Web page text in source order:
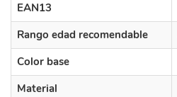
EAN13
Rango edad recomendable
Color base
Material